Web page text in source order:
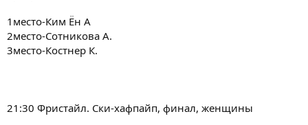
1место-Ким Ён А
2место-Сотникова А.
3место-Костнер К.
21:30 Фристайл. Ски-хафпайп, финал, женщины